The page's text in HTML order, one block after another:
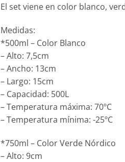
El set viene en color blanco,
Medidas:
*500ml – Color Blanco
– Alto: 7,5cm
– Ancho: 13cm
– Largo: 15cm
– Capacidad: 500L
– Temperatura máxima: 70ºC
– Temperatura mínima: -25ºC
*750ml – Color Verde Nórdico
– Alto: 9cm